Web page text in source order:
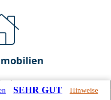
SEHR GUT Hinweise